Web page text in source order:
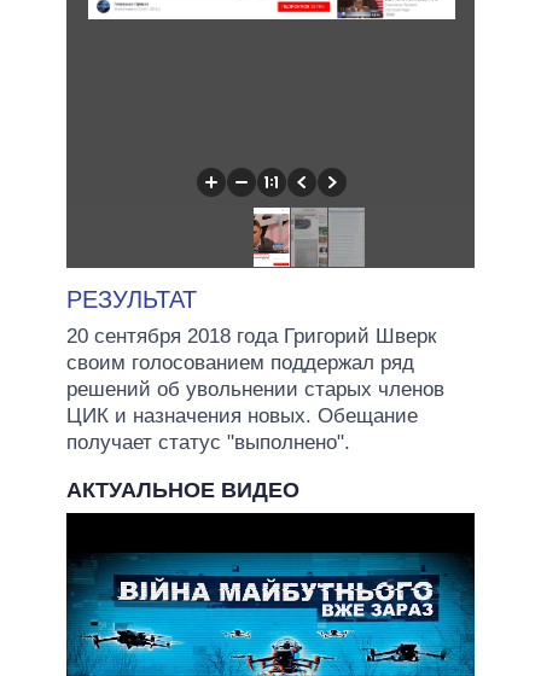
РЕЗУЛЬТАТ
20 сентября 2018 года Григорий Шверк
своим голосованием поддержал ряд
решений об увольнении старых членов
ЦИК и назначения новых. Обещание
получает статус "выполнено".
АКТУАЛЬНОЕ ВИДЕО